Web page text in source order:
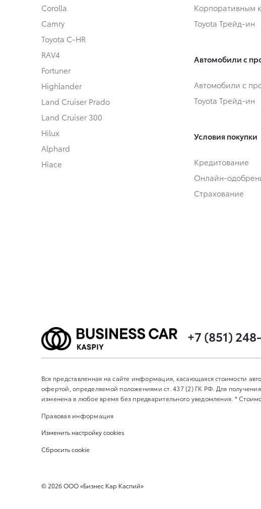
Corolla
Camry
Toyota C-HR
RAV4
Fortuner
Highlander
Land Cruiser Prado
Land Cruiser 300
Hilux
Alphard
Hiace
Корпоративным
Toyota Трейд-ин
Автомобили с
Автомобили с
Toyota Трейд-ин
Условия покупки
Кредитование
Онлайн-
Страхование
+7 (851)
Вся представленная на сайте информация, касающаяся стоимости
офертой, определяемой положениями ст. 437 (2) ГК РФ. Для
изменена в любое время без предварительного уведомления. *
Правовая информация
Изменить настройку cookies
Сбросить cookie
© 2026ООО «Бизнес Кар Каспий»